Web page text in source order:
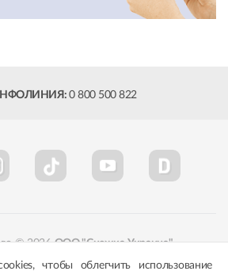
0 800 500 822
© 2026ООО "Снежка-Украина"
чтобы облегчить использование